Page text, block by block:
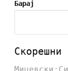
Барај
Скорешни